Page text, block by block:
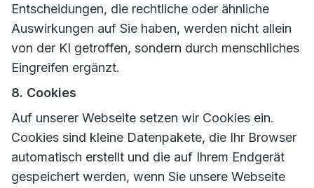
Entscheidungen, die rechtliche oder ähnliche
Auswirkungen auf Sie haben, werden nicht allein
von der KI getroffen, sondern durch menschliches
Eingreifen ergänzt.
8. Cookies
Auf unserer Webseite setzen wir Cookies ein.
Cookies sind kleine Datenpakete, die Ihr Browser
automatisch erstellt und die auf Ihrem Endgerät
gespeichert werden, wenn Sie unsere Webseite